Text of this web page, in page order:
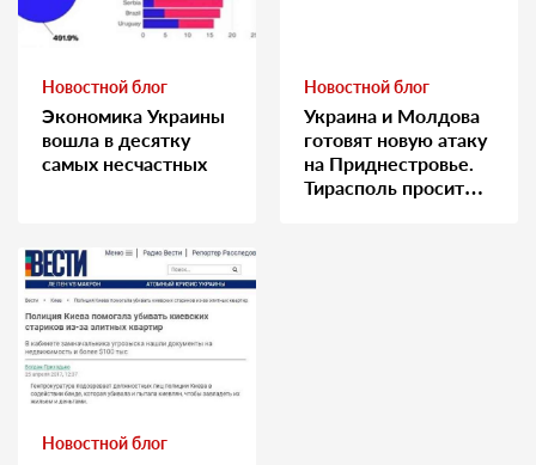
Новостной блог
Экономика Украины
вошла в десятку
самых несчастных
Новостной блог
Украина и Молдова
готовят новую атаку
на Приднестровье.
Тирасполь просит
Новостной блог